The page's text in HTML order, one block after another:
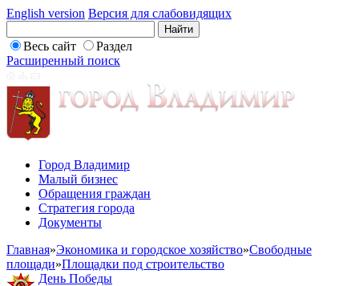
English version Версия для слабовидящих
Весь сайт
Раздел
Расширенный поиск
Город Владимир
Малый бизнес
Обращения граждан
Стратегия города
Документы
Главная»Экономика и городское хозяйство»Свободные
площади»Площадки под строительство
День Победы